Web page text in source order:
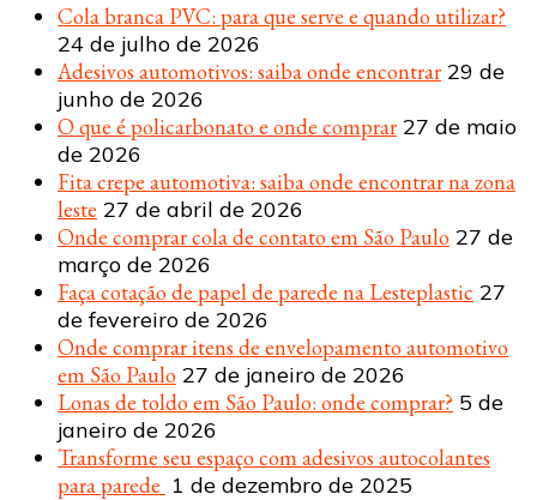
Cola branca PVC: para que serve e quando utilizar?
24 de julho de 2026
Adesivos automotivos: saiba onde encontrar 29 de
junho de 2026
O que é policarbonato e onde comprar 27 de maio
de 2026
Fita crepe automotiva: saiba onde encontrar na zona
leste 27 de abril de 2026
Onde comprar cola de contato em São Paulo 27 de
março de 2026
Faça cotação de papel de parede na Lesteplastic 27
de fevereiro de 2026
Onde comprar itens de envelopamento automotivo
em São Paulo 27 de janeiro de 2026
Lonas de toldo em São Paulo: onde comprar? 5 de
janeiro de 2026
Transforme seu espaço com adesivos autocolantes
para parede 1 de dezembro de 2025